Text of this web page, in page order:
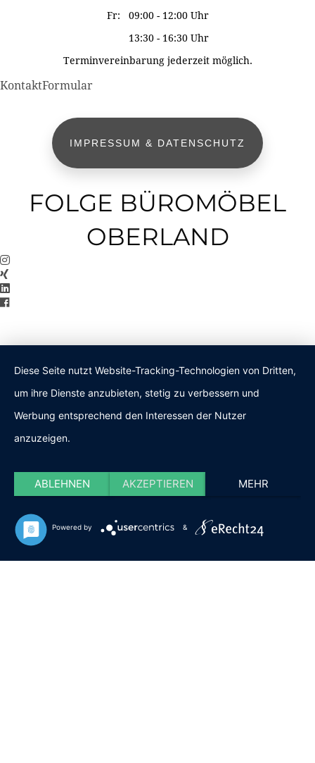
Fr: 09:00 - 12:00 Uhr
13:30 - 16:30 Uhr
Terminvereinbarung jederzeit möglich.
KontaktFormular
IMPRESSUM & DATENSCHUTZ
FOLGE BÜROMÖBEL
OBERLAND
Diese Seite nutzt Website-Tracking-Technologien von Dritten,
um ihre Dienste anzubieten, stetig zu verbessern und
Werbung entsprechend den Interessen der Nutzer
anzuzeigen.
ABLEHNEN AKZEPTIEREN MEHR
Powered by &